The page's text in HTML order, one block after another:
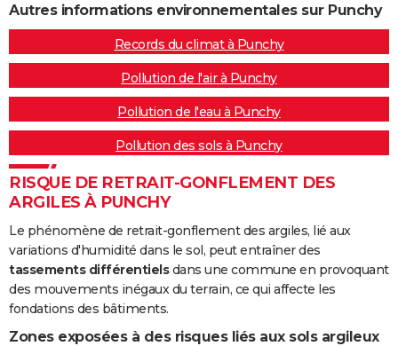
Autres informations environnementales sur Punchy
Records du climat à Punchy
Pollution de l'air à Punchy
Pollution de l'eau à Punchy
Pollution des sols à Punchy
RISQUE DE RETRAIT-GONFLEMENT DES
ARGILES À PUNCHY
Le phénomène de retrait-gonflement des argiles, lié aux
variations d'humidité dans le sol, peut entraîner des
tassements différentielsdans une commune en provoquant
des mouvements inégaux du terrain, ce qui affecte les
fondations des bâtiments.
Zones exposées à des risques liés aux sols argileux